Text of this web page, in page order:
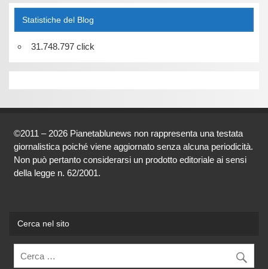
Statistiche del Blog
31.748.797 click
©2011 – 2026 Pianetablunews non rappresenta una testata
giornalistica poiché viene aggiornato senza alcuna periodicità.
Non può pertanto considerarsi un prodotto editoriale ai sensi
della legge n. 62/2001.
Cerca nel sito